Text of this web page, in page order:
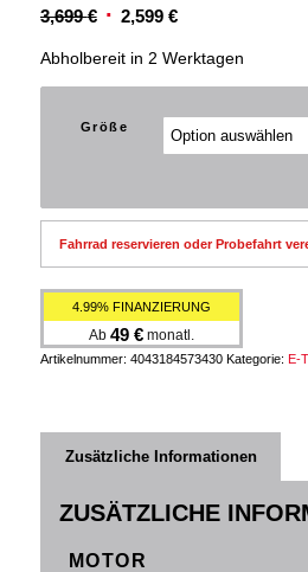
3,699€ Ursprünglicher
2,599 €Aktueller
Abholbereit in 2 Werktagen
Größe
Fahrrad reservieren oder Probefahrt
4.99% FINANZIERUNG
Ab 49 €monatl.
Artikelnummer: 4043184573430 Kategorie: E-
Zusätzliche Informationen
ZUSÄTZLICHE
MOTOR